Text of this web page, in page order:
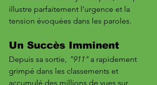
illustre parfaitement l’urgence et la
tension évoquées dans les paroles.
Un Succès Imminent
Depuis sa sortie, "911" a rapidement
grimpé dans les classements et
accumulé des millions de vues sur